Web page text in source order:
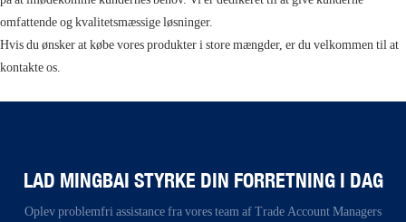
omfattende og kvalitetsmæssige løsninger.
Hvis du ønsker at købe vores produkter i store mængder, er du velkommen til at
kontakte os.
LAD MINGBAI STYRKE DIN FORRETNING I DAG
Oplev problemfri assistance fra vores team af Trade Account Managers